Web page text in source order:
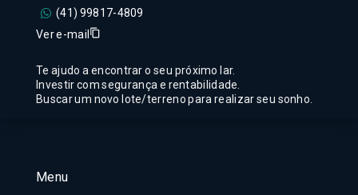
Menu
(41) 99817-4809
Ver e-mail
Te ajudo a encontrar o seu próximo lar.
Investir com segurança e rentabilidade.
Buscar um novo lote/terreno para realizar seu sonho.